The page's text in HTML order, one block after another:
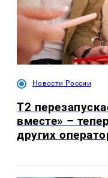
Новости России
Т2
вместе» –
других